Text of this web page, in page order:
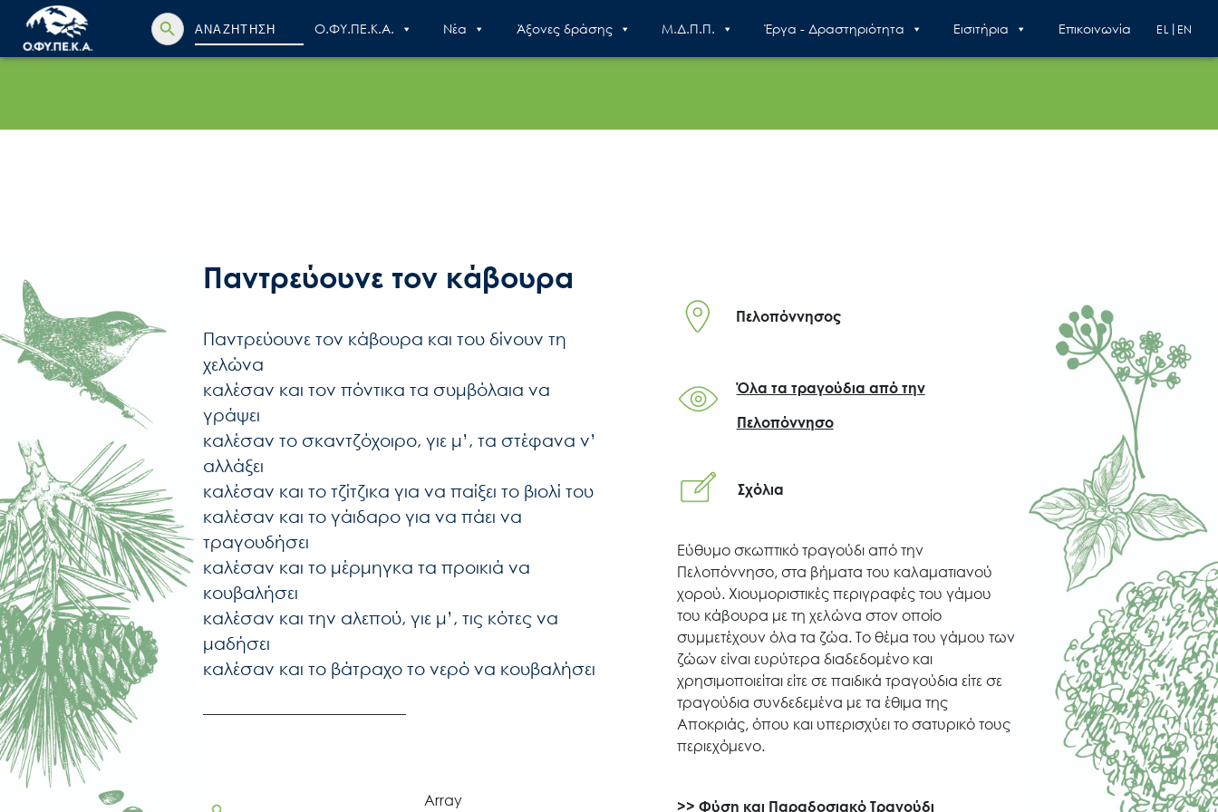
Search
for:
Search Button
Ο.ΦΥ.ΠΕ.Κ.Α. Nέα Άξονες δράσης Μ.Δ.Π.Π. Έργα - Δραστηριότητα Εισιτήρια Επικοινωνία EN
EL
Search
Ο.ΦΥ.ΠΕ.Κ.Α.
Νέα – Δημοσιότητα
Άξονες δράσης
Παντρεύουνε τον κάβουρα
Παντρεύουνε τον κάβουρα και του δίνουν τη
χελώνα
καλέσαν και τον πόντικα τα συμβόλαια να
γράψει
καλέσαν το σκαντζόχοιρο, γιε μ’, τα στέφανα ν’
αλλάξει
καλέσαν και το τζίτζικα για να παίξει το βιολί του
καλέσαν και το γάιδαρο για να πάει να
τραγουδήσει
καλέσαν και το μέρμηγκα τα προικιά να
κουβαλήσει
καλέσαν και την αλεπού, γιε μ’, τις κότες να
μαδήσει
καλέσαν και το βάτραχο το νερό να κουβαλήσει
Πελοπόννησος
Όλα τα τραγούδια από την
Πελοπόννησο
Σχόλια
Εύθυμο σκωπτικό τραγούδι από την
Πελοπόννησο, στα βήματα του καλαματιανού
χορού. Χιουμοριστικές περιγραφές του γάμου
του κάβουρα με τη χελώνα στον οποίο
συμμετέχουν όλα τα ζώα. Το θέμα του γάμου των
ζώων είναι ευρύτερα διαδεδομένο και
χρησιμοποιείται είτε σε παιδικά τραγούδια είτε σε
τραγούδια συνδεδεμένα με τα έθιμα της
Αποκριάς, όπου και υπερισχύει το σατυρικό τους
περιεχόμενο.
Array >> Φύση και Παραδοσιακό Τραγούδι